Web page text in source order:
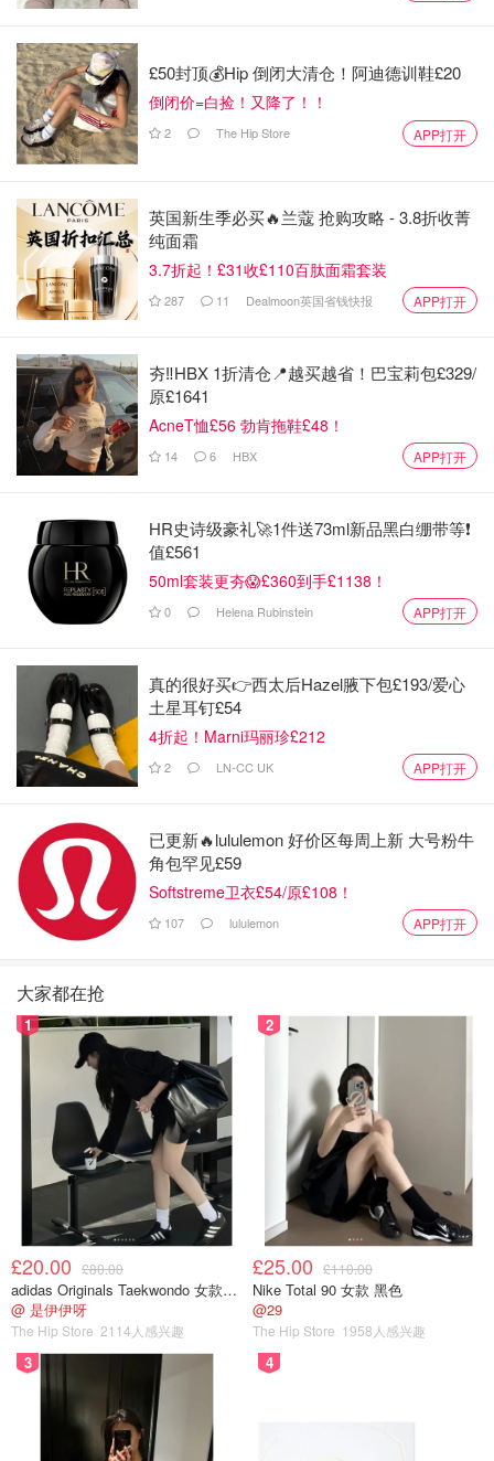
£50封顶💰Hip 倒闭大清仓！阿迪德训鞋£20
倒闭价=白捡！又降了！！
2 The Hip Store APP打开
英国新生季必买🔥兰蔻 抢购攻略 - 3.8折收菁
纯面霜
3.7折起！£31收£110百肽面霜套装
287 11 Dealmoon英国省钱快报 APP打开
夯‼️HBX 1折清仓📍越买越省！巴宝莉包£329/
原£1641
AcneT恤£56 勃肯拖鞋£48！
14 6 HBX APP打开
HR史诗级豪礼🚀1件送73ml新品黑白绷带等❗️
值£561
50ml套装更夯😱£360到手£1138！
0 Helena Rubinstein APP打开
真的很好买👉西太后Hazel腋下包£193/爱心
土星耳钉£54
4折起！Marni玛丽珍£212
2 LN-CC UK APP打开
已更新🔥lululemon 好价区每周上新 大号粉牛
角包罕见£59
Softstreme卫衣£54/原£108！
107 lululemon APP打开
大家都在抢
1
£20.00 £80.00
adidas Originals Taekwondo 女款黑色运动鞋
@ 是伊伊呀
The Hip Store 2114人感兴趣
2
£25.00 £110.00
Nike Total 90 女款 黑色
@29
The Hip Store 1958人感兴趣
3 4